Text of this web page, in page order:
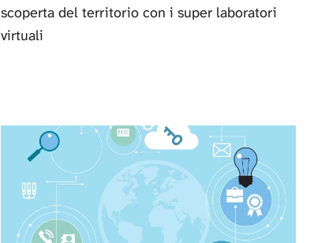
scoperta del territorio con i super laboratori
virtuali